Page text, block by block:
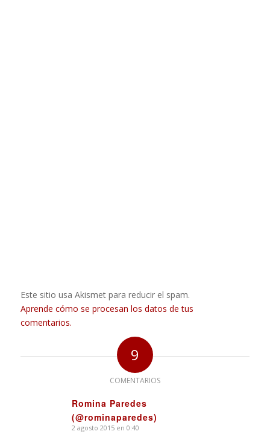
Este sitio usa Akismet para reducir el spam.
Aprende cómo se procesan los datos de tus
comentarios.
9
COMENTARIOS
Romina Paredes
(@rominaparedes)
Dice:
2 agosto 2015 en 0:40